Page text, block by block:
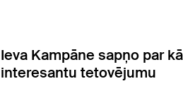
Ieva Kampāne sapņo par
interesantu tetovējumu